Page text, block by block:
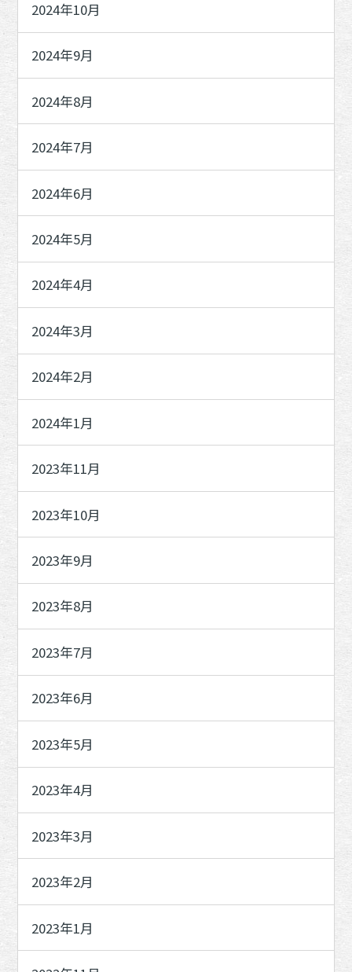
2024年10月
2024年9月
2024年8月
2024年7月
2024年6月
2024年5月
2024年4月
2024年3月
2024年2月
2024年1月
2023年11月
2023年10月
2023年9月
2023年8月
2023年7月
2023年6月
2023年5月
2023年4月
2023年3月
2023年2月
2023年1月